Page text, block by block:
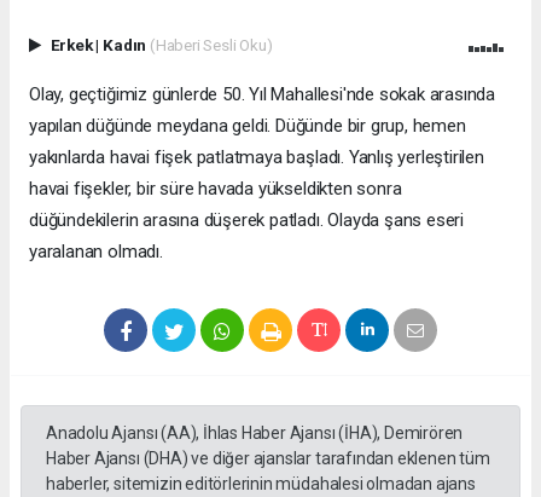
Erkek| Kadın (Haberi Sesli Oku)
Olay, geçtiğimiz günlerde 50. Yıl Mahallesi'nde sokak arasında
yapılan düğünde meydana geldi. Düğünde bir grup, hemen
yakınlarda havai fişek patlatmaya başladı. Yanlış yerleştirilen
havai fişekler, bir süre havada yükseldikten sonra
düğündekilerin arasına düşerek patladı. Olayda şans eseri
yaralanan olmadı.
Anadolu Ajansı (AA), İhlas Haber Ajansı (İHA), Demirören
Haber Ajansı (DHA) ve diğer ajanslar tarafından eklenen tüm
haberler, sitemizin editörlerinin müdahalesi olmadan ajans